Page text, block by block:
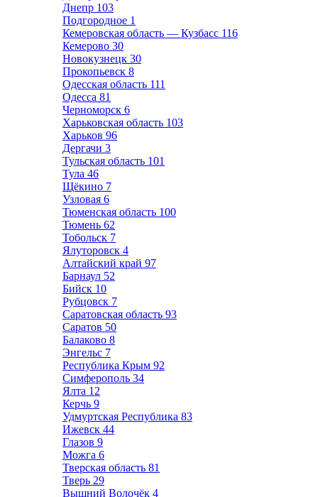
Днепр 103
Подгородное 1
Кемеровская область — Кузбасс 116
Кемерово 30
Новокузнецк 30
Прокопьевск 8
Одесская область 111
Одесса 81
Черноморск 6
Харьковская область 103
Харьков 96
Дергачи 3
Тульская область 101
Тула 46
Щёкино 7
Узловая 6
Тюменская область 100
Тюмень 62
Тобольск 7
Ялуторовск 4
Алтайский край 97
Барнаул 52
Бийск 10
Рубцовск 7
Саратовская область 93
Саратов 50
Балаково 8
Энгельс 7
Республика Крым 92
Симферополь 34
Ялта 12
Керчь 9
Удмуртская Республика 83
Ижевск 44
Глазов 9
Можга 6
Тверская область 81
Тверь 29
Вышний Волочёк 4